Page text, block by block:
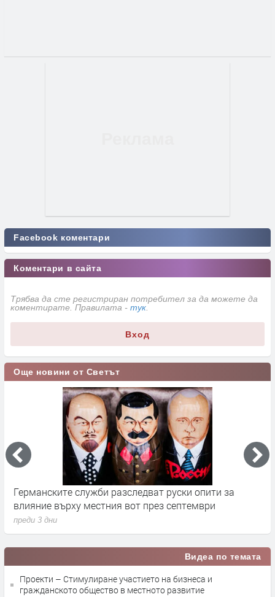
Facebook коментари
Коментари в сайта
Трябва да сте регистриран потребител за да можете да
коментирате. Правилата - тук
Вход
Още новини от Светът
Германските служби разследват руски опити за
влияние върху местния вот през септември
преди 3 дни
Видеа по темата
Проекти – Стимулиране участието на бизнеса и
гражданското общество в местното развитие